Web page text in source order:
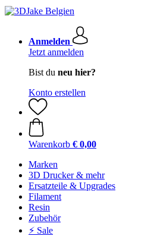
Anmelden
Jetzt anmelden
Bist du neu hier?
Konto erstellen
Warenkorb € 0,00
Marken
3D Drucker & mehr
Ersatzteile & Upgrades
Filament
Resin
Zubehör
⚡ Sale